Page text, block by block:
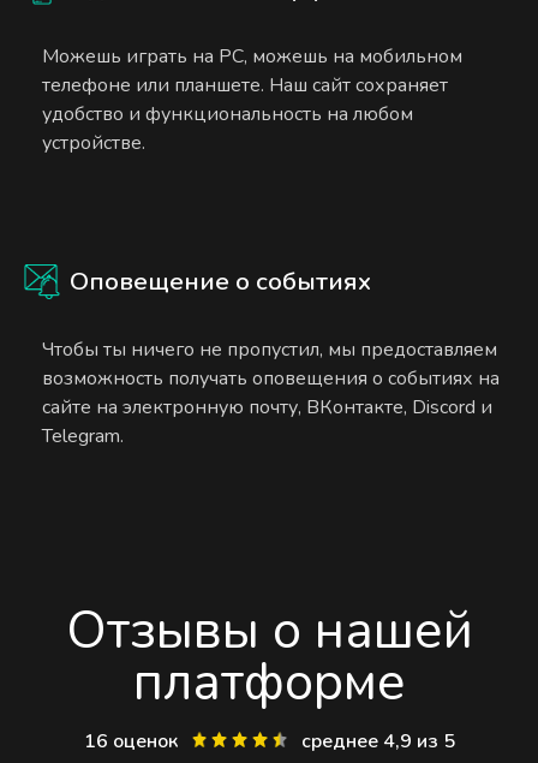
Можешь играть на PC, можешь на мобильном
телефоне или планшете. Наш сайт сохраняет
удобство и функциональность на любом
устройстве.
Оповещение о событиях
Чтобы ты ничего не пропустил, мы предоставляем
возможность получать оповещения о событиях на
сайте на электронную почту, ВКонтакте, Discord и
Telegram.
Отзывы о нашей
платформе
16 оценок среднее 4,9 из 5